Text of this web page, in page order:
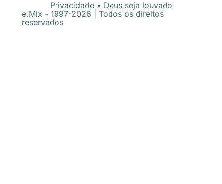
Privacidade • Deus seja louvado
e.Mix - 1997-2026 | Todos os direitos
reservados